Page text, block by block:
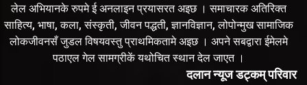
लेल अभियानके रुपमे ई अनलाइन प्रयासरत अइछ । समाचारक अतिरिक्त
साहित्य, भाषा, कला, संस्कृती, जीवन पद्धती, ज्ञानविज्ञान, लोपोन्मुख सामाजिक
लोकजीवनसँ जुडल विषयवस्तु प्राथमिकतामे अइछ । अपने सबद्वारा ईमेलमे
पठाएल गेल सामग्रीकें यथोचित स्थान देल जाएत ।
दलान न्यूज डट्कम् परिवार